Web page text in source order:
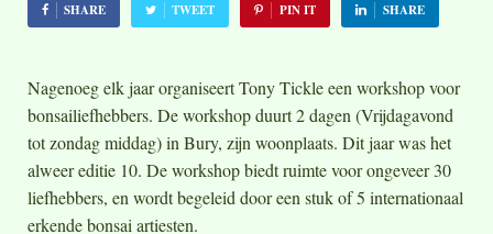
SHARE TWEET PIN IT SHARE
Nagenoeg elk jaar organiseert Tony Tickle een workshop voor
bonsailiefhebbers. De workshop duurt 2 dagen (Vrijdagavond
tot zondag middag) in Bury, zijn woonplaats. Dit jaar was het
alweer editie 10. De workshop biedt ruimte voor ongeveer 30
liefhebbers, en wordt begeleid door een stuk of 5 internationaal
erkende bonsai artiesten.